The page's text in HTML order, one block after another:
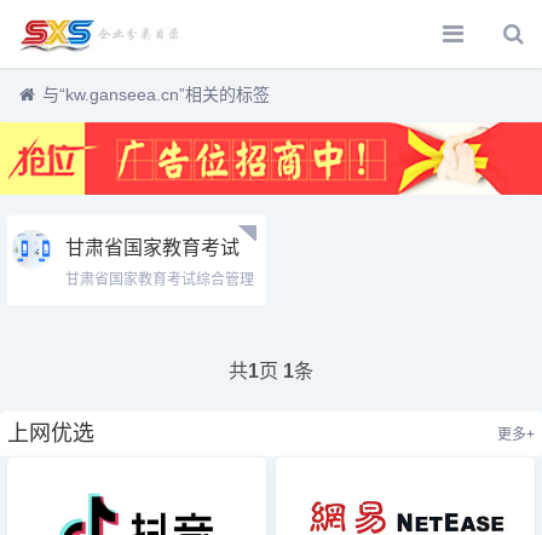
与“kw.ganseea.cn”相关的标签
甘肃省国家教育考试
综合管理平台
甘肃省国家教育考试综合管理
共1页 1条
上网优选 更多+